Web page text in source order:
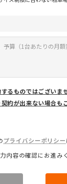
るものではございませ
約が出来ない場合も
プライバシーポリシー
内容の確認にお進み